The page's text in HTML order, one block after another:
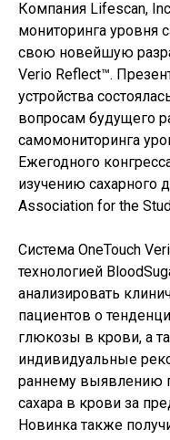
Компания Lifescan,
мониторинга уровня
свою новейшую
Verio Reflect™.
устройства
вопросам будущего
самомониторинга
Ежегодного
изучению сахарного
Association for the
Система OneTouch
технологией
анализировать
пациентов о
глюкозы в крови, а
индивидуальные
раннему выявлению
сахара в крови за
Новинка также